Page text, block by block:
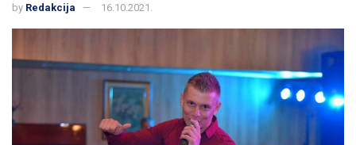
by Redakcija 16.10.2021.